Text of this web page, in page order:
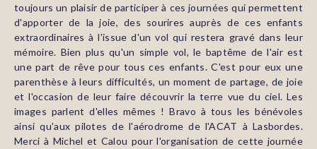
toujours un plaisir de participer à ces journées qui permettent
d'apporter de la joie, des sourires auprès de ces enfants
extraordinaires à l'issue d'un vol qui restera gravé dans leur
mémoire. Bien plus qu'un simple vol, le baptême de l'air est
une part de rêve pour tous ces enfants. C'est pour eux une
parenthèse à leurs difficultés, un moment de partage, de joie
et l'occasion de leur faire découvrir la terre vue du ciel. Les
images parlent d'elles mêmes ! Bravo à tous les bénévoles
ainsi qu'aux pilotes de l'aérodrome de l'ACAT à Lasbordes.
Merci à Michel et Calou pour l'organisation de cette journée